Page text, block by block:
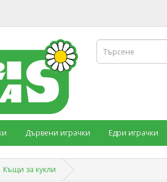
Дървени играчки Едри играчки
Къщи за кукли